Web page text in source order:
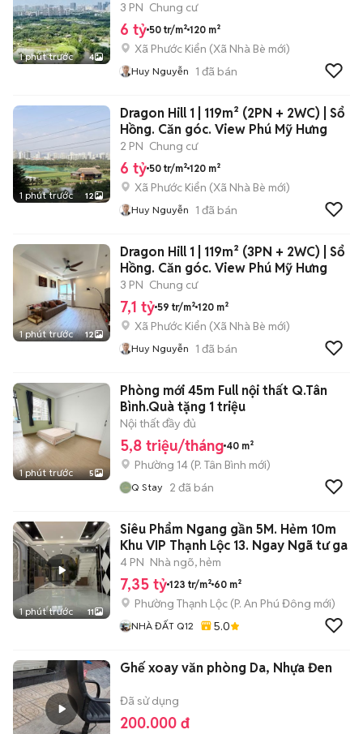
1 phút trước 4
3 PN Chung cư
6 tỷ 50 tr/m² 120 m²
Xã Phước Kiển (Xã Nhà Bè mới)
Huy Nguyễn 1 đã bán
1 phút trước 12
Dragon Hill 1 | 119m² (2PN + 2WC) | Sổ
Hồng. Căn góc. View Phú Mỹ Hưng
2 PN Chung cư
6 tỷ 50 tr/m² 120 m²
Xã Phước Kiển (Xã Nhà Bè mới)
Huy Nguyễn 1 đã bán
1 phút trước 12
Dragon Hill 1 | 119m² (3PN + 2WC) | Sổ
Hồng. Căn góc. View Phú Mỹ Hưng
3 PN Chung cư
7,1 tỷ 59 tr/m² 120 m²
Xã Phước Kiển (Xã Nhà Bè mới)
Huy Nguyễn 1 đã bán
1 phút trước 5
Phòng mới 45m Full nội thất Q.Tân
Bình.Quà tặng 1 triệu
Nội thất đầy đủ
5,8 triệu/tháng 40 m²
Phường 14 (P. Tân Bình mới)
Q Stay 2 đã bán
1 phút trước 11
Siêu Phẩm Ngang gần 5M. Hẻm 10m
Khu VIP Thạnh Lộc 13. Ngay Ngã tư ga
4 PN Nhà ngõ, hẻm
7,35 tỷ 123 tr/m² 60 m²
Phường Thạnh Lộc (P. An Phú Đông mới)
NHÀ ĐẤT Q12 5.0
Ghế xoay văn phòng Da, Nhựa Đen
Đã sử dụng
200.000 đ